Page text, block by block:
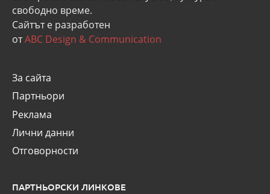
свободно време.
Сайтът е разработен
отABC Design & Communication
За сайта
Партньори
Реклама
Лични данни
Отговорности
ПАРТНЬОРСКИ ЛИНКОВЕ